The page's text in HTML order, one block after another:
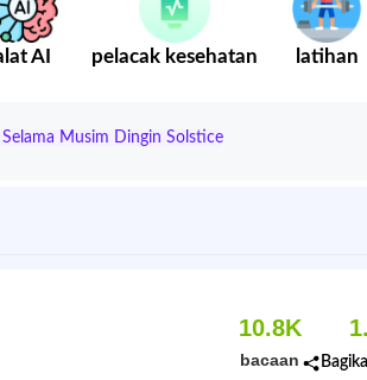
AI pelacak kesehatan latihan
Musim Dingin Solstice
10.8K
bacaan